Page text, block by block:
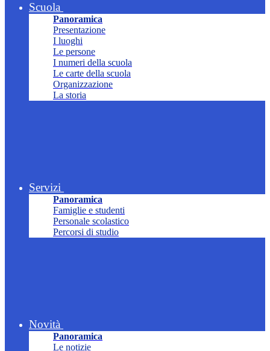
Scuola
Panoramica
Presentazione
I luoghi
Le persone
I numeri della scuola
Le carte della scuola
Organizzazione
La storia
Servizi
Panoramica
Famiglie e studenti
Personale scolastico
Percorsi di studio
Novità
Panoramica
Le notizie